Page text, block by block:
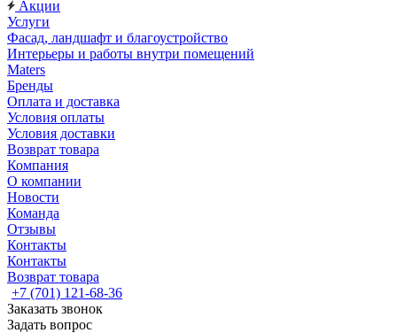
Акции
Услуги
Фасад, ландшафт и благоустройство
Интерьеры и работы внутри помещений
Maters
Бренды
Оплата и доставка
Условия оплаты
Условия доставки
Возврат товара
Компания
О компании
Новости
Команда
Отзывы
Контакты
Контакты
Возврат товара
+7 (701) 121-68-36
Заказать звонок
Задать вопрос